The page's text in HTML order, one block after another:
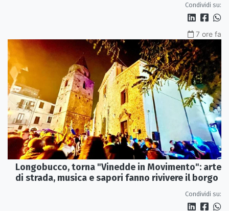
Condividi su:
7 ore fa
Longobucco, torna "Vinedde in Movimento": arte
di strada, musica e sapori fanno rivivere il borgo
Condividi su: